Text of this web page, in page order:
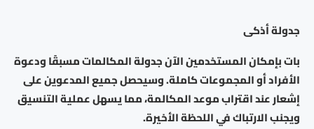
جدولة أذكى
بات بإمكان المستخدمين الآن جدولة المكالمات مسبقًا ودعوة
الأفراد أو المجموعات كاملة. وسيحصل جميع المدعوين على
إشعار عند اقتراب موعد المكالمة، مما يسهل عملية التنسيق
ويجنب الارتباك في اللحظة الأخيرة.